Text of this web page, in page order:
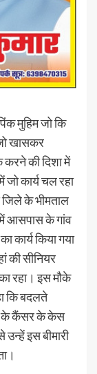
मुहिम जो कि
खासकर
करने की दिशा में
कार्य चल रहा
जिले के भीमताल
आसपास के गांव
किया गया
की सीनियर
रहा। इस मौके
कि बदलते
के कैंसर के केस
इस बीमारी